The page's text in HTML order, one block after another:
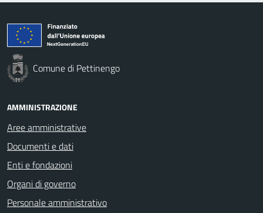
Comune di Pettinengo
AMMINISTRAZIONE
Aree amministrative
Documenti e dati
Enti e fondazioni
Organi di governo
Personale amministrativo